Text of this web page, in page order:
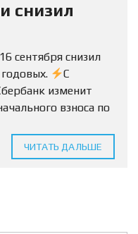
снизил
сентября снизил
С
изменит
взноса по
ЧИТАТЬ ДАЛЬШЕ